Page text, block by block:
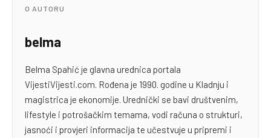
O AUTORU
belma
Belma Spahić je glavna urednica portala
VijestiVijesti.com. Rođena je 1990. godine u Kladnju i
magistrica je ekonomije. Urednički se bavi društvenim,
lifestyle i potrošačkim temama, vodi računa o strukturi,
jasnoći i provjeri informacija te učestvuje u pripremi i